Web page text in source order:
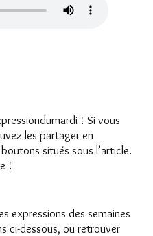
! Si vous
les partager en
situés sous l’article.
!
expressions des semaines
ci-dessous, ou retrouver